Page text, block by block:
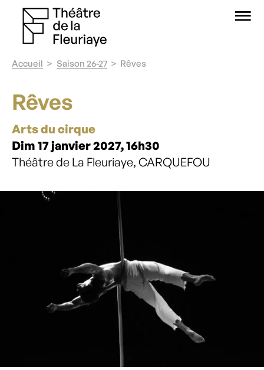
Accueil Saison 26-27 Rêves
Rêves
Arts du cirque
Dim 17 janvier 2027, 16h30
Théâtre de La Fleuriaye, CARQUEFOU